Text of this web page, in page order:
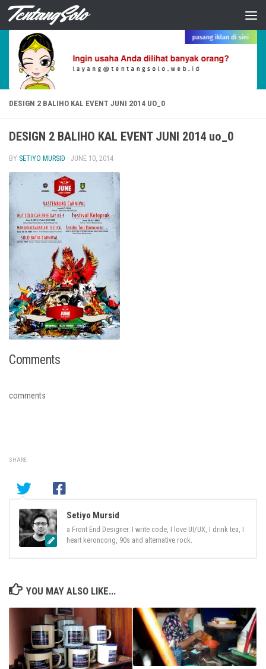
Skip to content
DESIGN 2 BALIHO KAL EVENT JUNI 2014 UO_0
DESIGN 2 BALIHO KAL EVENT JUNI 2014 uo_0
BY SETIYO MURSID · JUNE 10, 2014
Comments
comments
SHARE
Setiyo Mursid
a Front End Designer. I write code, I love UI/UX, I drink tea, I
heart keroncong, 90s and alternative rock.
YOU MAY ALSO LIKE...